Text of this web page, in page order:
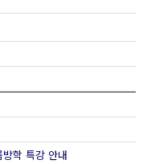
학 특강 안내